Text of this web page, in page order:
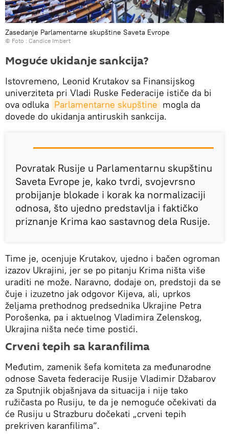
Zasedanje Parlamentarne skupštine Saveta Evrope
© Foto : Candice Imbert
Moguće ukidanje sankcija?
Istovremeno, Leonid Krutakov sa Finansijskog
univerziteta pri Vladi Ruske Federacije ističe da bi
ova odluka Parlamentarne skupštine mogla da
dovede do ukidanja antiruskih sankcija.
Povratak Rusije u Parlamentarnu skupštinu
Saveta Evrope je, kako tvrdi, svojevrsno
probijanje blokade i korak ka normalizaciji
odnosa, što ujedno predstavlja i faktičko
priznanje Krima kao sastavnog dela Rusije.
Time je, ocenjuje Krutakov, ujedno i bačen ogroman
izazov Ukrajini, jer se po pitanju Krima ništa više
uraditi ne može. Naravno, dodaje on, predstoji da se
čuje i izuzetno jak odgovor Kijeva, ali, uprkos
željama prethodnog predsednika Ukrajine Petra
Porošenka, pa i aktuelnog Vladimira Zelenskog,
Ukrajina ništa neće time postići.
Crveni tepih sa karanfilima
Međutim, zamenik šefa komiteta za međunarodne
odnose Saveta federacije Rusije Vladimir Džabarov
za Sputnjik objašnjava da situacija i nije tako
ružičasta po Rusiju, te da je nemoguće očekivati da
će Rusiju u Strazburu dočekati „crveni tepih
prekriven karanfilima“.